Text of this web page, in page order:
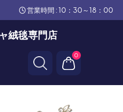
営業時間 : 10：30～18：00
絨毯専門店
0